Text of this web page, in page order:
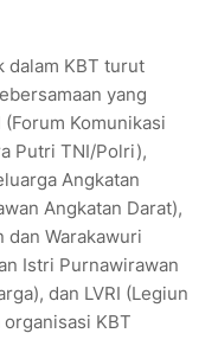
dalam KBT turut
yang
Komunikasi
Putri TNI/Polri),
Angkatan
Angkatan Darat),
dan Warakawuri
Istri Purnawirawan
dan LVRI (Legiun
KBT